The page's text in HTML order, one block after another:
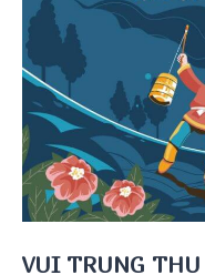
VUI TRUNG